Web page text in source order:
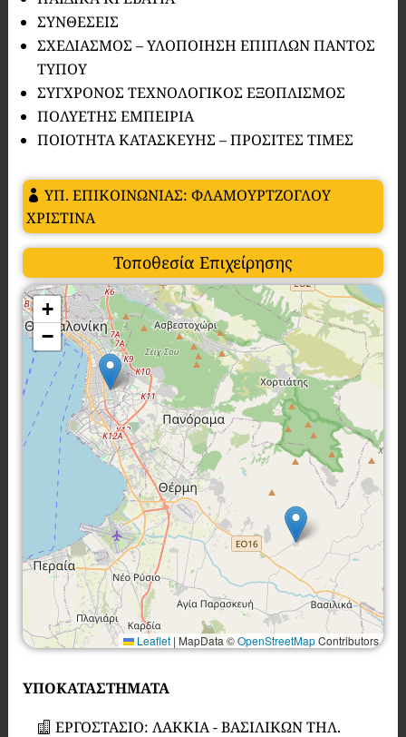
ΣΥΝΘΕΣΕΙΣ
ΣΧΕΔΙΑΣΜΟΣ – ΥΛΟΠΟΙΗΣΗ ΕΠΙΠΛΩΝ ΠΑΝΤΟΣ
ΤΥΠΟΥ
ΣΥΓΧΡΟΝΟΣ ΤΕΧΝΟΛΟΓΙΚΟΣ ΕΞΟΠΛΙΣΜΟΣ
ΠΟΛΥΕΤΗΣ ΕΜΠΕΙΡΙΑ
ΠΟΙΟΤΗΤΑ ΚΑΤΑΣΚΕΥΗΣ – ΠΡΟΣΙΤΕΣ ΤΙΜΕΣ
ΥΠ. ΕΠΙΚΟΙΝΩΝΙΑΣ: ΦΛΑΜΟΥΡΤΖΟΓΛΟΥ
ΧΡΙΣΤΙΝΑ
Τοποθεσία Επιχείρησης
+
−
Leaflet | MapData ©OpenStreetMapContributors
ΥΠΟΚΑΤΑΣΤΗΜΑΤΑ
ΕΡΓΟΣΤΑΣΙΟ: ΛΑΚΚΙΑ - ΒΑΣΙΛΙΚΩΝ ΤΗΛ.